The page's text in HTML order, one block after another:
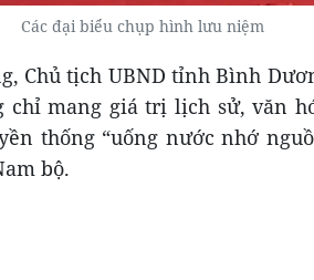
Các đại biểu chụp hình lưu niệm
Chủ tịch UBND tỉnh Bình
mang giá trị lịch sử, văn
thống “uống nước nhớ
bộ.